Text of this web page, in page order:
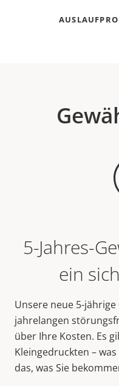
5-Jahres-
ein
Unsere neue 5-
jahrelangen
über Ihre Kosten. Es
Kleingedruckten –
das, was Sie